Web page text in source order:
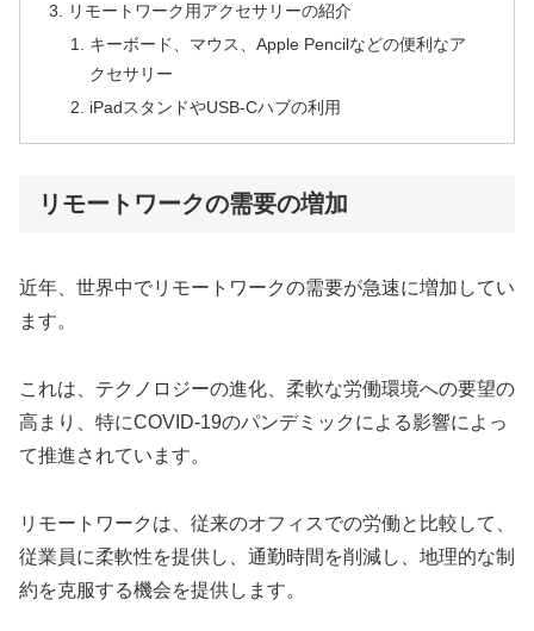
リモートワーク用アクセサリーの紹介
キーボード、マウス、Apple Pencilなどの便利なア
クセサリー
iPadスタンドやUSB-Cハブの利用
リモートワークの需要の増加
近年、世界中でリモートワークの需要が急速に増加してい
ます。
これは、テクノロジーの進化、柔軟な労働環境への要望の
高まり、特にCOVID-19のパンデミックによる影響によっ
て推進されています。
リモートワークは、従来のオフィスでの労働と比較して、
従業員に柔軟性を提供し、通勤時間を削減し、地理的な制
約を克服する機会を提供します。